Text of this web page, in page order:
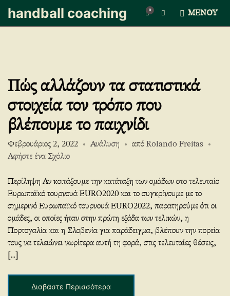
handball coaching 0
Ε
η
ς
α
ζ
ή
τ
η
σ
η
ς
ΜΕΝΟΎ
Πώς αλλάζουν τα στατιστικά
στοιχεία τον τρόπο που
βλέπουμε το παιχνίδι
Φεβρουάριος 2, 2022 Ανάλυση από Rolando Freitas
Αφήστε ένα Σχόλιοστο
statistics
are
changing
the
way
we
game
Περίληψη Αν κοιτάξουμε την κατάταξη των ομάδων στο τελευταίο
Ευρωπαϊκό τουρνουά EURO2020 και το συγκρίνουμε με το
σημερινό Ευρωπαϊκό τουρνουά EURO2022, παρατηρούμε ότι οι
ομάδες, οι οποίες ήταν στην πρώτη εξάδα των τελικών, η
Πορτογαλία και η Σλοβενία για παράδειγμα, βλέπουν την πορεία
τους να τελειώνει νωρίτερα αυτή τη φορά, στις τελευταίες θέσεις,
[...]
Διαβάστε Περισσότερα